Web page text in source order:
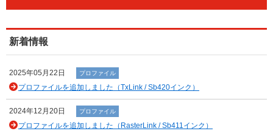
新着情報
2025年05月22日 プロファイル
プロファイルを追加しました（TxLink / Sb420インク）
2024年12月20日 プロファイル
プロファイルを追加しました（RasterLink / Sb411インク）